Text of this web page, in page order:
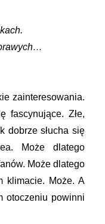
zainteresowania.
fascynujące. Złe,
dobrze słucha się
Może dlatego
Może dlatego
klimacie. Może. A
otoczeniu powinni